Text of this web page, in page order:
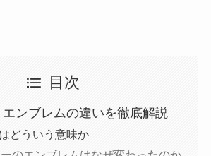
目次
エンブレムの違いを徹底解説
どういう意味か